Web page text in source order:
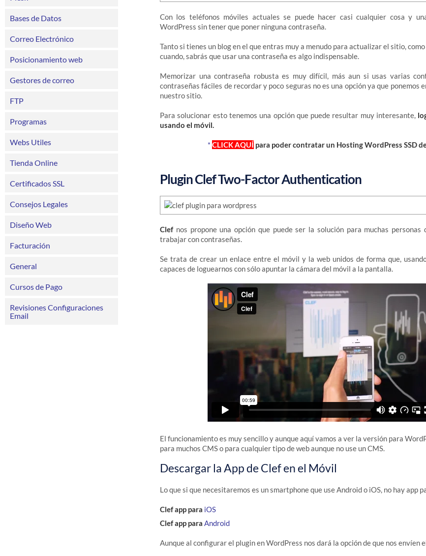
Bases de Datos
Correo Electrónico
Posicionamiento web
Gestores de correo
FTP
Programas
Webs Utiles
Tienda Online
Certificados SSL
Consejos Legales
Diseño Web
Facturación
General
Cursos de Pago
Revisiones Configuraciones
Email
Con los teléfonos móviles actuales se puede hacer casi cualquier cosa y
WordPress sin tener que poner ninguna contraseña.
Tanto si tienes un blog en el que entras muy a menudo para actualizar el sitio,
cuando, sabrás que usar una contraseña es algo indispensable.
Memorizar una contraseña robusta es muy difícil, más aun si usas varias
contraseñas fáciles de recordar y poco seguras no es una opción ya que ponemos
nuestro sitio.
Para solucionar esto tenemos una opción que puede resultar muy interesante,
usando el móvil.
* CLICK AQUÍ para poder contratar un Hosting WordPress SSD
Plugin Clef Two-Factor Authentication
Clefnos propone una opción que puede ser la solución para muchas personas
trabajar con contraseñas.
Se trata de crear un enlace entre el móvil y la web unidos de forma que,
capaces de loguearnos con sólo apuntar la cámara del móvil a la pantalla.
El funcionamiento es muy sencillo y aunque aquí vamos a ver la versión para
para muchos CMS o para cualquier tipo de web aunque no use un CMS.
Descargar la App de Clef en el Móvil
Lo que si que necesitaremos es un smartphone que use Android o iOS, no hay app
Clef app para iOS
Clef app para Android
Aunque al configurar el plugin en WordPress nos dará la opción de que nos envíen